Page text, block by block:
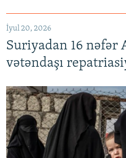
Auto
İyul 20, 2026
Suriyadan 16 nəfər
vətəndaşı